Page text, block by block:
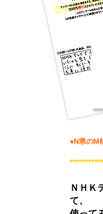
●N県のM
ＮＨＫ
て、